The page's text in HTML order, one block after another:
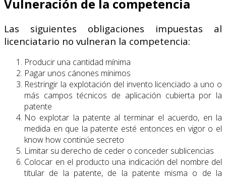
Vulneración de la competencia
Las siguientes obligaciones impuestas al
licenciatario no vulneran la competencia:
Producir una cantidad mínima
Pagar unos cánones mínimos
Restringir la explotación del invento licenciado a uno o
más campos técnicos de aplicación cubierta por la
patente
No explotar la patente al terminar el acuerdo, en la
medida en que la patente esté entonces en vigor o el
know how continúe secreto
Limitar su derecho de ceder o conceder sublicencias
Colocar en el producto una indicación del nombre del
titular de la patente, de la patente misma o de la